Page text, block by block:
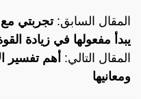
المقال السابق:تجربتي
يبدأ مفعولها في زيادة
المقال التالي: أهم تفسير
ومعانيها